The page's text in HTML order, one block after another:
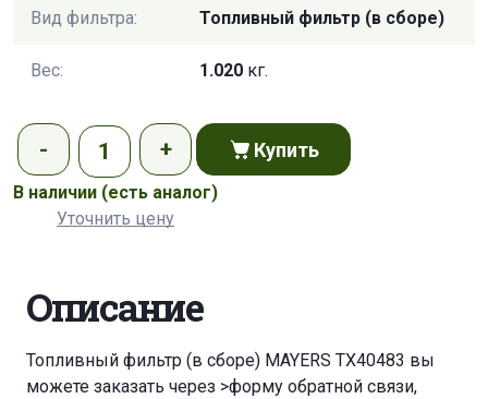
Вид фильтра: Топливный фильтр (в сборе)
Вес: 1.020 кг.
Купить
В наличии (есть аналог)
Уточнить цену
Описание
Топливный фильтр (в сборе) MAYERS TX40483 вы
можете заказать через >форму обратной связи,